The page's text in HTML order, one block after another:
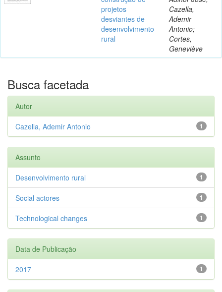
projetos
desviantes de
desenvolvimento
rural
Cazella,
Ademir
Antonio;
Cortes,
Geneviève
Busca facetada
Autor
1
Cazella, Ademir Antonio
Assunto
1
Desenvolvimento rural
1
Social actores
1
Technological changes
Data de Publicação
1
2017